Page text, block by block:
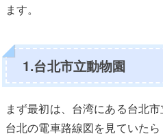
ます。
1.台北市立動物園
まず最初は、台湾にある台北市
台北の電車路線図を見ていた